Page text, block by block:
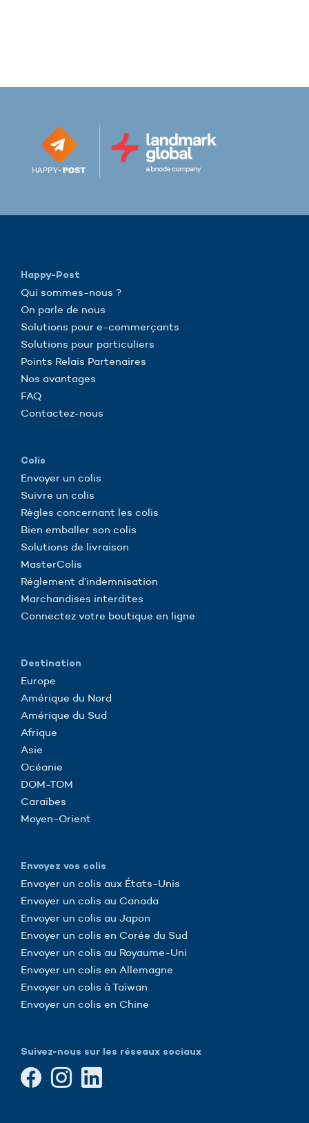
Happy-Post
Qui sommes-nous ?
On parle de nous
Solutions pour e-commerçants
Solutions pour particuliers
Points Relais Partenaires
Nos avantages
FAQ
Contactez-nous
Colis
Envoyer un colis
Suivre un colis
Règles concernant les colis
Bien emballer son colis
Solutions de livraison
MasterColis
Réglement d’indemnisation
Marchandises interdites
Connectez votre boutique en ligne
Destination
Europe
Amérique du Nord
Amérique du Sud
Afrique
Asie
Océanie
DOM-TOM
Caraïbes
Moyen-Orient
Envoyez vos colis
Envoyer un colis aux États-Unis
Envoyer un colis au Canada
Envoyer un colis au Japon
Envoyer un colis en Corée du Sud
Envoyer un colis au Royaume-Uni
Envoyer un colis en Allemagne
Envoyer un colis à Taïwan
Envoyer un colis en Chine
Suivez-nous sur les réseaux sociaux